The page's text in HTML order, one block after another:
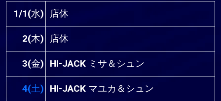
1/1(水) 店休
2(木) 店休
3(金) HI-JACK ミサ＆シュン
4(土) HI-JACK マユカ＆シュン